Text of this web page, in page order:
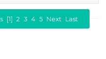
[1] 2 3 4 5 Next Last